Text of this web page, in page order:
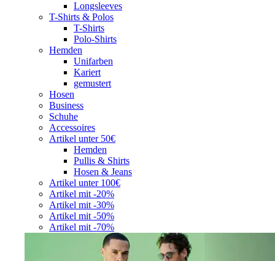
Longsleeves
T-Shirts & Polos
T-Shirts
Polo-Shirts
Hemden
Unifarben
Kariert
gemustert
Hosen
Business
Schuhe
Accessoires
Artikel unter 50€
Hemden
Pullis & Shirts
Hosen & Jeans
Artikel unter 100€
Artikel mit -20%
Artikel mit -30%
Artikel mit -50%
Artikel mit -70%